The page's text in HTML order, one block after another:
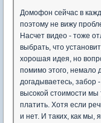
Домофон сейчас в
поэтому не вижу
Насчет видео - тоже
выбрать, что
хорошая идея, но
помимо этого, немало
догадываетесь, забор
высокой стоимости мы
платить. Хотя если
и нет. И таких, как мы,